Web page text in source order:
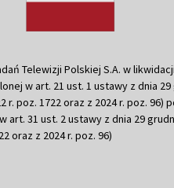
Telewizji Polskiej S.A. w
w art. 21 ust. 1 ustawy z dnia 29
r. poz. 1722 oraz z 2024 r. poz. 96)
31 ust. 2 ustawy z dnia 29
oraz z 2024 r. poz. 96)